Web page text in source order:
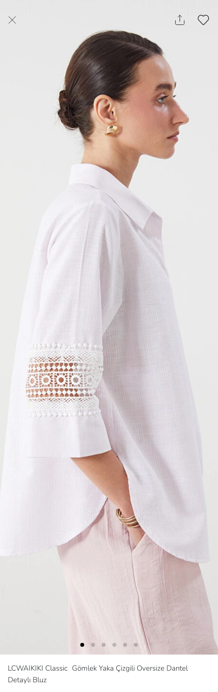
LCWAIKIKI Classic Gömlek Yaka Çizgili Oversize Dantel
Detaylı Bluz